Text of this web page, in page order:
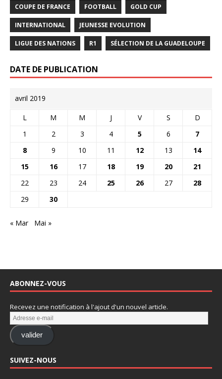
COUPE DE FRANCE FOOTBALL GOLD CUP
INTERNATIONAL JEUNESSE EVOLUTION
LIGUE DES NATIONS R1 SÉLECTION DE LA GUADELOUPE
DATE DE PUBLICATION
avril 2019
L M M J V S
D
1
2 3 4 5 6
7
8
9 10 11 12 13
14
15
16 17 18 19 20
21
22
23 24 25 26 27
28
29
30
« Mar Mai »
ABONNEZ-VOUS
Recevez une notification à l'ajout d'un nouvel article.
valider
SUIVEZ-NOUS